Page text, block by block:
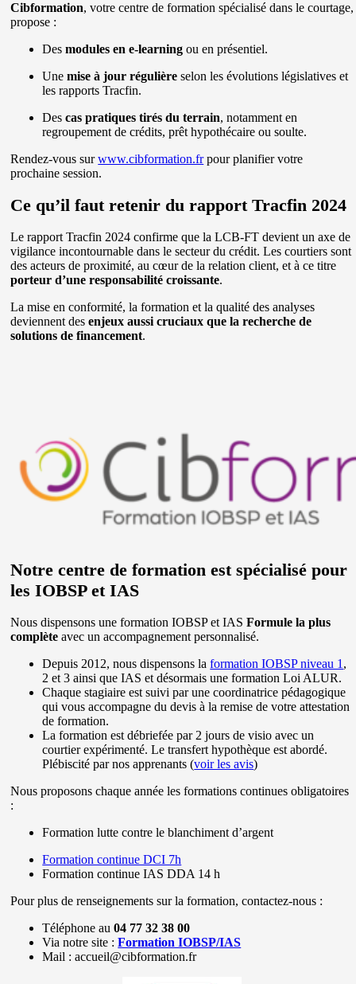
Cibformation, votre centre de formation spécialisé dans le courtage,
propose :
Desmodules en e-learning ou en présentiel.
Unemise à jour régulière selon les évolutions législatives et
les rapports Tracfin.
Descas pratiques tirés du terrain, notamment en
regroupement de crédits, prêt hypothécaire ou soulte.
Rendez-vous surwww.cibformation.frpour planifier votre
prochaine session.
Ce qu’il faut retenir du rapport Tracfin 2024
Le rapport Tracfin 2024 confirme que la LCB-FT devient un axe de
vigilance incontournable dans le secteur du crédit. Les courtiers sont
des acteurs de proximité, au cœur de la relation client, et à ce titre
porteur d’une responsabilité croissante.
La mise en conformité, la formation et la qualité des analyses
deviennent desenjeux aussi cruciaux que la recherche de
solutions de financement.
Notre centre de formation est spécialisé pour
les IOBSP et IAS
Nous dispensons une formation IOBSP et IASFormule la plus
complète avec un accompagnement personnalisé.
Depuis 2012, nous dispensons laformation IOBSP niveau 1 ,
2 et 3 ainsi que IAS et désormais une formation Loi ALUR.
Chaque stagiaire est suivi par une coordinatrice pédagogique
qui vous accompagne du devis à la remise de votre attestation
de formation.
La formation est débriefée par 2 jours de visio avec un
courtier expérimenté. Le transfert hypothèque est abordé.
Plébiscité par nos apprenants (voir les avis)
Nous proposons chaque année les formations continues obligatoires
:
Formation lutte contre le blanchiment d’argent
Formation continue DCI 7h
Formation continue IAS DDA 14 h
Pour plus de renseignements sur la formation, contactez-nous :
Téléphone au04 77 32 38 00
Via notre site :Formation IOBSP/IAS
Mail : accueil@cibformation.fr